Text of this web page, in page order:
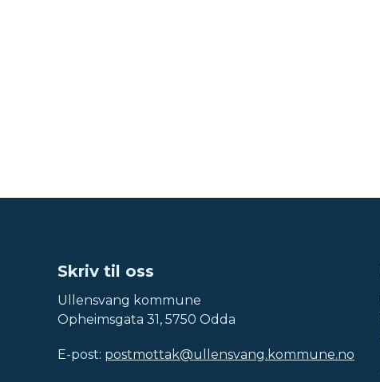
Skriv til oss
Ullensvang kommune
Opheimsgata 31, 5750 Odda
E-post: postmottak@ullensvang.kommune.no